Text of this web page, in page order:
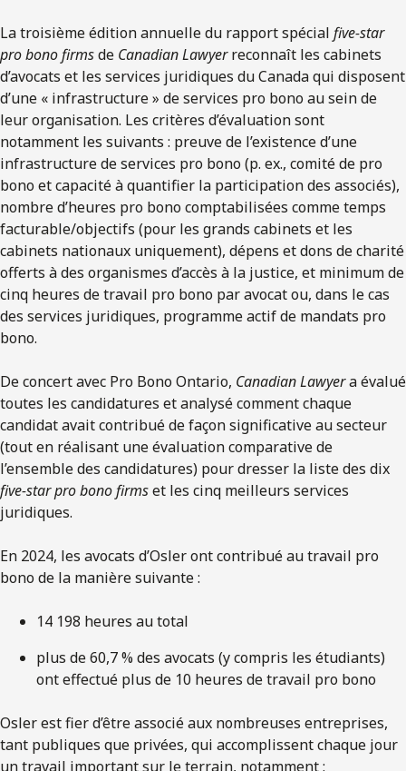
La troisième édition annuelle du rapport spécial five-star
pro bono firmsde Canadian Lawyerreconnaît les cabinets
d’avocats et les services juridiques du Canada qui disposent
d’une « infrastructure » de services pro bono au sein de
leur organisation. Les critères d’évaluation sont
notamment les suivants : preuve de l’existence d’une
infrastructure de services pro bono (p. ex., comité de pro
bono et capacité à quantifier la participation des associés),
nombre d’heures pro bono comptabilisées comme temps
facturable/objectifs (pour les grands cabinets et les
cabinets nationaux uniquement), dépens et dons de charité
offerts à des organismes d’accès à la justice, et minimum de
cinq heures de travail pro bono par avocat ou, dans le cas
des services juridiques, programme actif de mandats pro
bono.
De concert avec Pro Bono Ontario, Canadian Lawyera évalué
toutes les candidatures et analysé comment chaque
candidat avait contribué de façon significative au secteur
(tout en réalisant une évaluation comparative de
l’ensemble des candidatures) pour dresser la liste des dix
five-star pro bono firmset les cinq meilleurs services
juridiques.
En 2024, les avocats d’Osler ont contribué au travail pro
bono de la manière suivante :
14 198 heures au total
plus de 60,7 % des avocats (y compris les étudiants)
ont effectué plus de 10 heures de travail pro bono
Osler est fier d’être associé aux nombreuses entreprises,
tant publiques que privées, qui accomplissent chaque jour
un travail important sur le terrain, notamment :